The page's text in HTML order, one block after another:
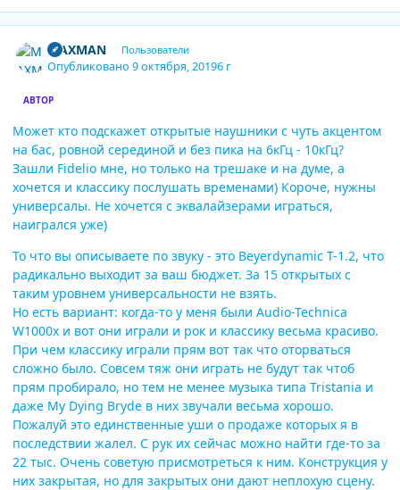
MAXMAN Пользователи
Опубликовано9 октября, 20196 г
АВТОР
Может кто подскажет открытые наушники с чуть акцентом
на бас, ровной серединой и без пика на 6кГц - 10кГц?
Зашли Fidelio мне, но только на трешаке и на думе, а
хочется и классику послушать временами) Короче, нужны
универсалы. Не хочется с эквалайзерами играться,
наигрался уже)
То что вы описываете по звуку - это Beyerdynamic T-1.2, что
радикально выходит за ваш бюджет. За 15 открытых с
таким уровнем универсальности не взять.
Но есть вариант: когда-то у меня были Audio-Technica
W1000x и вот они играли и рок и классику весьма красиво.
При чем классику играли прям вот так что оторваться
сложно было. Совсем тяж они играть не будут так чтоб
прям пробирало, но тем не менее музыка типа Tristania и
даже My Dying Bryde в них звучали весьма хорошо.
Пожалуй это единственные уши о продаже которых я в
последствии жалел. С рук их сейчас можно найти где-то за
22 тыс. Очень советую присмотреться к ним. Конструкция у
них закрытая, но для закрытых они дают неплохую сцену.